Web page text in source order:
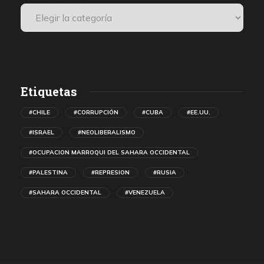
Etiquetas
#CHILE #CORRUPCIÓN #CUBA #EE.UU.
#ISRAEL #NEOLIBERALISMO
#OCUPACION MARROQUI DEL SAHARA OCCIDENTAL
#PALESTINA #REPRESION #RUSIA
#SAHARA OCCIDENTAL #VENEZUELA